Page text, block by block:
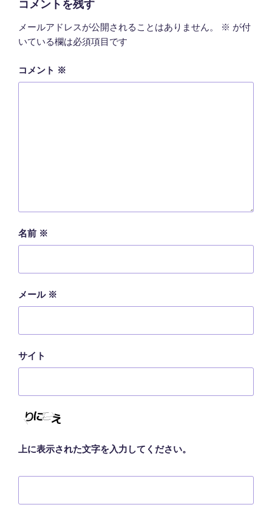
コメントを残す
メールアドレスが公開されることはありません。 ※ が付
いている欄は必須項目です
コメント ※
名前 ※
メール ※
サイト
上に表示された文字を入力してください。